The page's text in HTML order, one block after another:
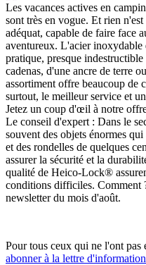
Les vacances actives en
sont très en vogue. Et rien
adéquat, capable de faire face
aventureux. L'acier inoxydable
pratique, presque
cadenas, d'une ancre de terre
assortiment offre beaucoup de
surtout, le meilleur service et
Jetez un coup d'œil à notre
Le conseil d'expert : Dans le
souvent des objets énormes
et des rondelles de quelques
assurer la sécurité et la
qualité de Heico-Lock®
conditions difficiles. Comment
newsletter du mois d'août.
Pour tous ceux qui ne l'ont pas
abonner à la lettre